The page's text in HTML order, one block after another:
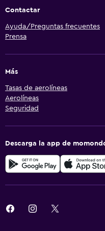
Contactar
Ayuda/Preguntas frecuentes
Prensa
Más
Tasas de aerolíneas
Aerolíneas
Seguridad
Descarga la app de